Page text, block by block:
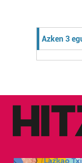
Azken 3